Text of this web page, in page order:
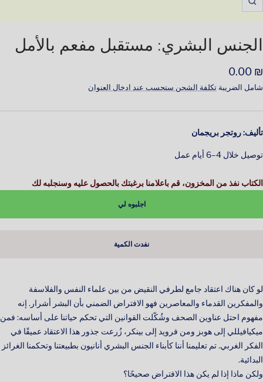
Zoom
الجنس البشري: مستقبل مفعم بالأمل
السعر
المخفَّض
₪ 0.00
شامل الضريبة تكلفة الشحن ستحسب عند ادخال العنوان
تأليف: روتجر بريجمان
توصيل خلال 4–6 أيام عمل
الكتاب نفذ من المخزون، قم باعلامنا برغبتك بالحصول عليه وسنجلبه لك
اجلبوه لي
نفدت الكمية
لو كان هناك اعتقاد جامع لطرفي النقيض من بين علماء النفس والفلاسفة
والمفكرين القدماء والمعاصرين فهو الافتراض الضمني بأن البشر أشرار. إنه
مفهوم احتل عناوين الصحف وشُكّلت القوانين التي تحكم حياتنا على أساسه: فمن
ميكيافيللي إلى هوبز ومن فرويد إلى بينكر، زُرعت جذور هذا الاعتقاد عميقًا في
الفكر الغربي. تم تعليمنا أننا كأبناء الجنس البشري أنانيون بطبيعتنا وتحكمنا الغرائز
البدائية.
ولكن ماذا إذا لم يكن هذا الافتراض صحيحًا؟